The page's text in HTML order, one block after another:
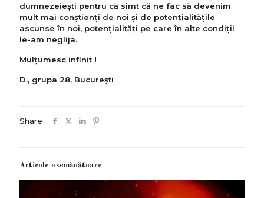
dumnezeiești pentru că simt că ne fac să devenim
mult mai conștienți de noi și de potențialitățile
ascunse în noi, potențialități pe care în alte condiții
le-am neglija.
Mulțumesc infinit !
D., grupa 28, București
Share
Articole asemănătoare